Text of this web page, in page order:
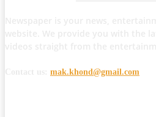
mak.khond@gmail.com